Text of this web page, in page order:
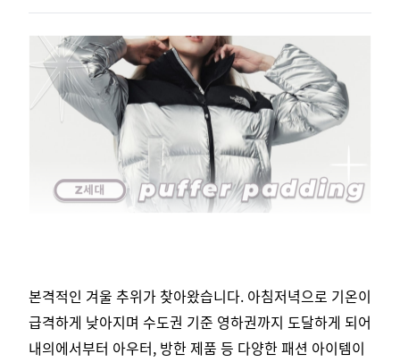
본격적인 겨울 추위가 찾아왔습니다. 아침저녁으로 기온이
급격하게 낮아지며 수도권 기준 영하권까지 도달하게 되어
내의에서부터 아우터, 방한 제품 등 다양한 패션 아이템이